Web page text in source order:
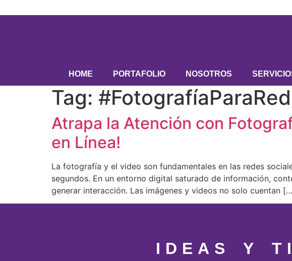
to
HOME PORTAFOLIO NOSOTROS
Tag:
Atrapa la Atención con
en Línea!
La fotografía y el video son fundamentales en las redes
segundos. En un entorno digital saturado de información,
generar interacción. Las imágenes y videos no solo cuentan
IDEAS Y